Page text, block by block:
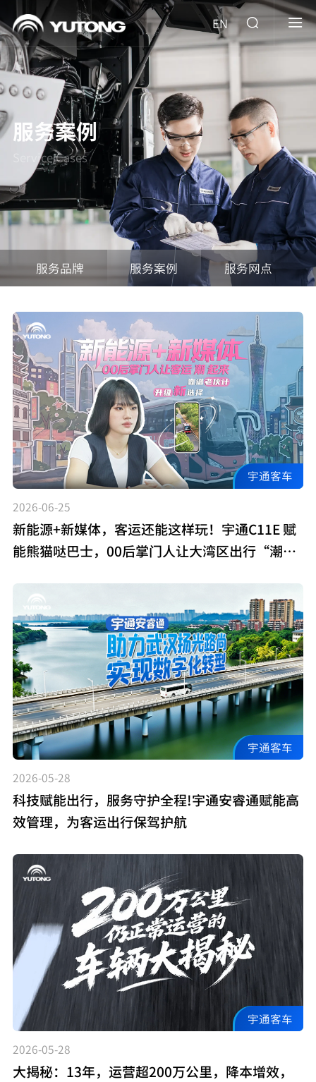
EN
服务案例
Service Cases
服务品牌 服务案例 服务网点
宇通客车
2026-06-25
新能源+新媒体，客运还能这样玩！宇通C11E 赋
能熊猫哒巴士，00后掌门人让大湾区出行“潮”
宇通客车
2026-05-28
科技赋能出行，服务守护全程!宇通安睿通赋能高
效管理，为客运出行保驾护航
宇通客车
2026-05-28
大揭秘：13年，运营超200万公里，降本增效，